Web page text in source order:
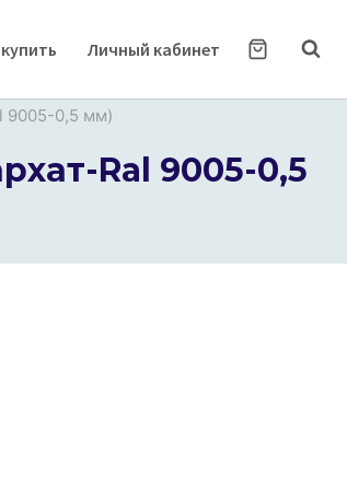
Личный кабинет
9005-0,5 мм)
Ral 9005-0,5